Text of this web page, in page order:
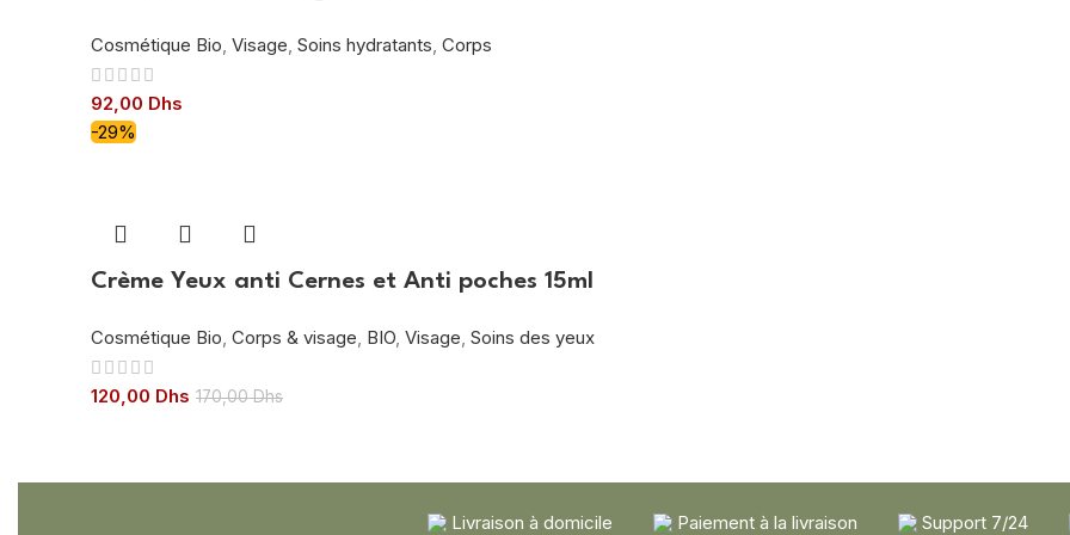
Cosmétique Bio, Visage, Soins hydratants, Corps
92,00 Dhs
-29%
Crème Yeux anti Cernes et Anti poches 15ml
Cosmétique Bio, Corps & visage, BIO, Visage, Soins des yeux
120,00 Dhs 170,00Dhs
Livraison à domicile Paiement à la livraison Support 7/24